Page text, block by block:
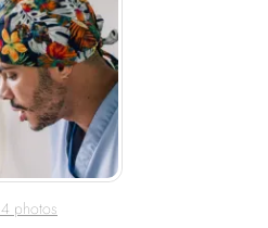
photos